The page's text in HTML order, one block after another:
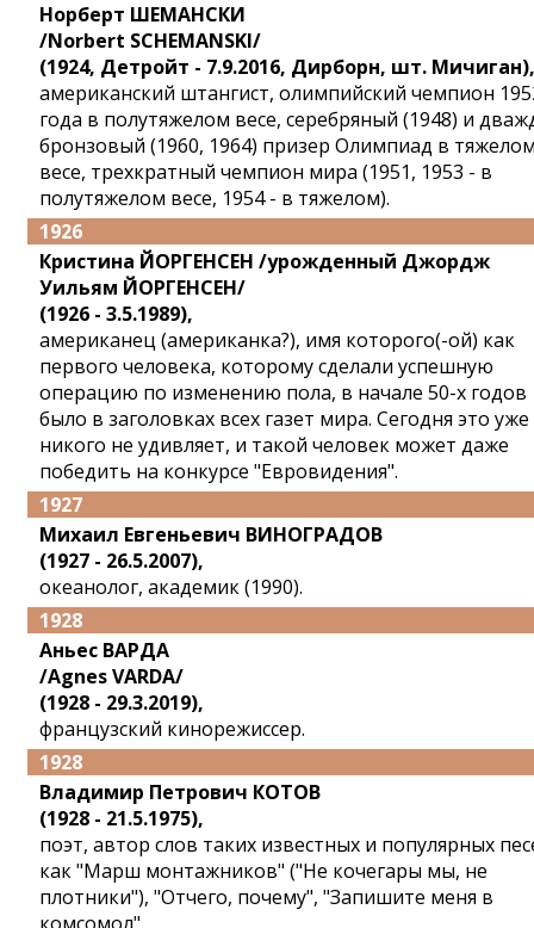
Норберт ШЕМАНСКИ
/Norbert SСHEMANSKI/
(1924, Детройт - 7.9.2016, Дирборн, шт. Мичиган),
американский штангист, олимпийский чемпион
года в полутяжелом весе, серебряный (1948) и
бронзовый (1960, 1964) призер Олимпиад в
весе, трехкратный чемпион мира (1951, 1953 - в
полутяжелом весе, 1954 - в тяжелом).
1926
Кристина ЙОРГЕНСЕН /урожденный Джордж
Уильям ЙОРГЕНСЕН/
(1926 - 3.5.1989),
американец (американка?), имя которого(-ой) как
первого человека, которому сделали успешную
операцию по изменению пола, в начале 50-х годов
было в заголовках всех газет мира. Сегодня это уже
никого не удивляет, и такой человек может даже
победить на конкурсе "Евровидения".
1927
Михаил Евгеньевич ВИНОГРАДОВ
(1927 - 26.5.2007),
океанолог, академик (1990).
1928
Аньес ВАРДА
/Agnes VARDA/
(1928 - 29.3.2019),
французский кинорежиссер.
1928
Владимир Петрович КОТОВ
(1928 - 21.5.1975),
поэт, автор слов таких известных и популярных
как "Марш монтажников" ("Не кочегары мы, не
плотники"), "Отчего, почему", "Запишите меня в